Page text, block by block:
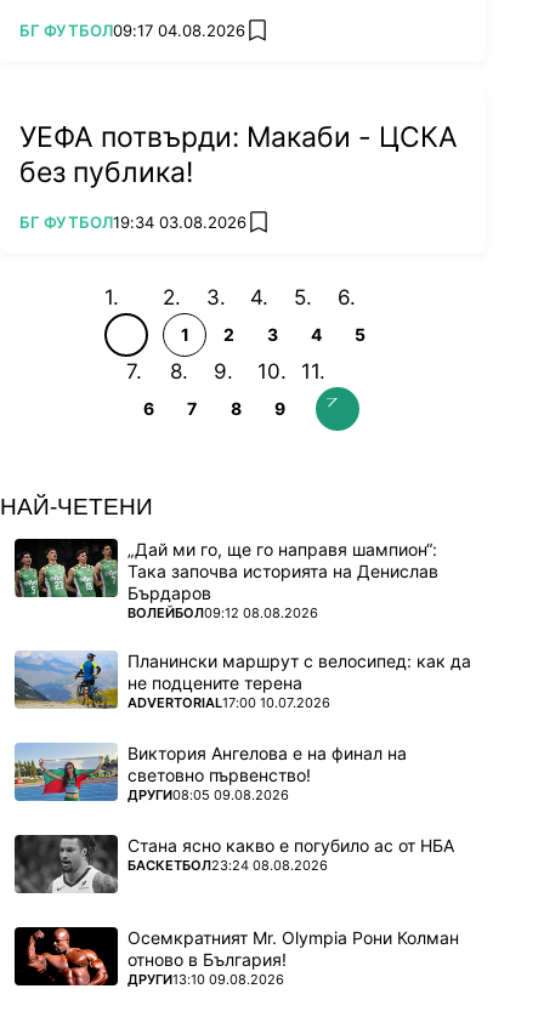
ПОВЕЧЕ ОТ
БГ ФУТБОЛ09:17 04.08.2026 add favorites
УЕФА потвърди: Макаби - ЦСКА
без публика!
ПОВЕЧЕ ОТ
БГ ФУТБОЛ19:34 03.08.2026 add favorites
1 2 3 4 5
6 7 8 9
НАЙ-ЧЕТЕНИ
„Дай ми го, ще го направя шампион“:
Така започва историята на Денислав
Бърдаров
ПОВЕЧЕ ОТ
ВОЛЕЙБОЛ09:12 08.08.2026
Планински маршрут с велосипед: как да
не подцените терена
ПОВЕЧЕ ОТ
ADVERTORIAL17:00 10.07.2026
Виктория Ангелова е на финал на
световно първенство!
ПОВЕЧЕ ОТ
ДРУГИ08:05 09.08.2026
Стана ясно какво е погубило ас от НБА
ПОВЕЧЕ ОТ
БАСКЕТБОЛ23:24 08.08.2026
Осемкратният Mr. Olympia Рони Колман
отново в България!
ПОВЕЧЕ ОТ
ДРУГИ13:10 09.08.2026